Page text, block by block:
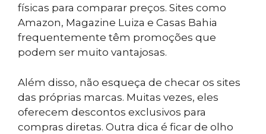
físicas para comparar preços. Sites como
Amazon, Magazine Luiza e Casas Bahia
frequentemente têm promoções que
podem ser muito vantajosas.
Além disso, não esqueça de checar os sites
das próprias marcas. Muitas vezes, eles
oferecem descontos exclusivos para
compras diretas. Outra dica é ficar de olho